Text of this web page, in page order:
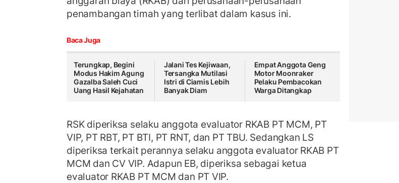
penambangan timah yang terlibat dalam kasus ini.
Baca Juga
Terungkap, Begini
Modus Hakim Agung
Gazalba Saleh Cuci
Uang Hasil Kejahatan
Jalani Tes Kejiwaan,
Tersangka Mutilasi
Istri di Ciamis Lebih
Banyak Diam
Empat Anggota Geng
Motor Moonraker
Pelaku Pembacokan
Warga Ditangkap
RSK diperiksa selaku anggota evaluator RKAB PT MCM, PT
VIP, PT RBT, PT BTI, PT RNT, dan PT TBU. Sedangkan LS
diperiksa terkait perannya selaku anggota evaluator RKAB PT
MCM dan CV VIP. Adapun EB, diperiksa sebagai ketua
evaluator RKAB PT MCM dan PT VIP.